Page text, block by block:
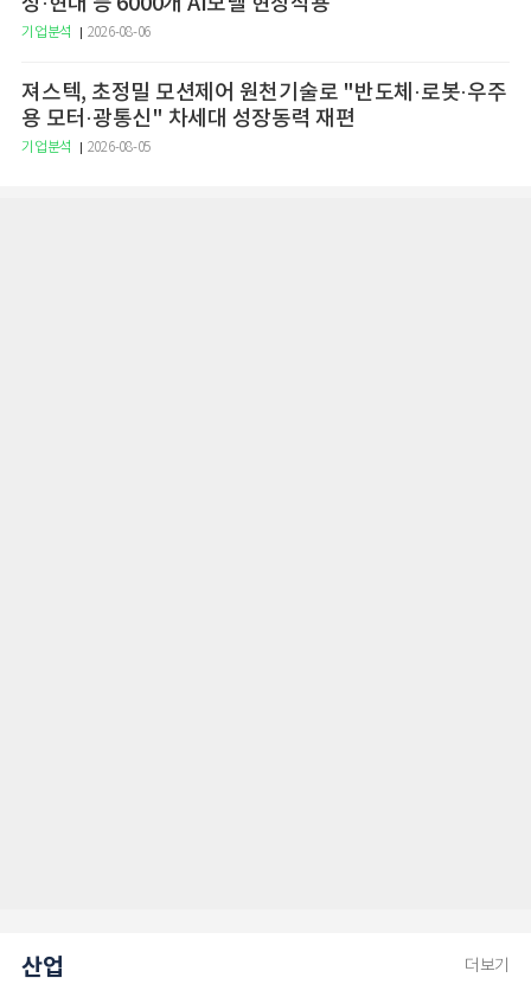
기업분석 2026-08-06
져스텍, 초정밀 모션제어 원천기술로 "반도체·로봇·우주
용 모터·광통신" 차세대 성장동력 재편
기업분석 2026-08-05
산업 더보기